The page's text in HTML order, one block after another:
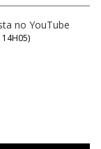
no YouTube
)